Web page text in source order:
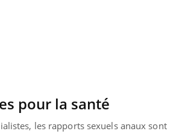
pour la santé
les rapports sexuels anaux sont